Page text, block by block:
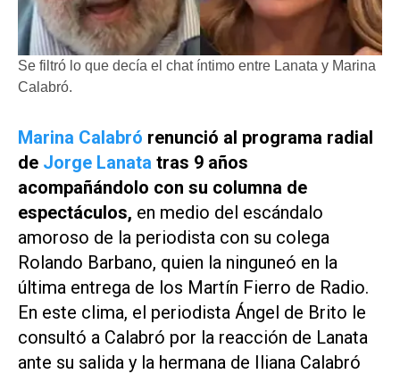
Se filtró lo que decía el chat íntimo entre Lanata y Marina
Calabró.
Marina Calabró renunció al programa radial
de Jorge Lanata tras 9 años
acompañándolo con su columna de
espectáculos, en medio del escándalo
amoroso de la periodista con su colega
Rolando Barbano, quien la ninguneó en la
última entrega de los Martín Fierro de Radio.
En este clima, el periodista Ángel de Brito le
consultó a Calabró por la reacción de Lanata
ante su salida y la hermana de Iliana Calabró